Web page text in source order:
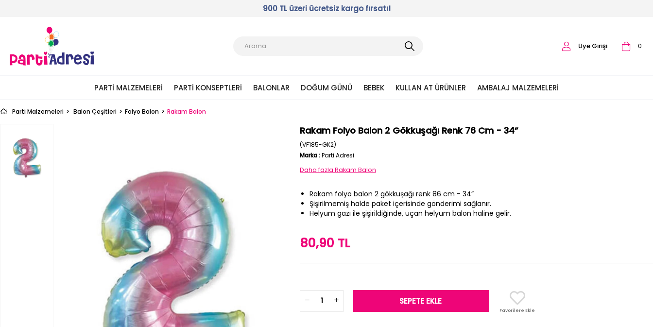
900 TL üzeri ücretsiz kargo fırsatı!
0
Üye Girişi
PARTI MALZEMELERI PARTI KONSEPTLERI BALONLAR DOĞUM GÜNÜ BEBEK KULLAN AT ÜRÜNLER AMBALAJ MALZEMELERI
Parti Malzemeleri Balon Çeşitleri Folyo Balon Rakam Balon
Rakam Folyo Balon 2 Gökkuşağı Renk 76 Cm - 34”
(VF185-GK2)
Marka:Parti Adresi
Daha fazla Rakam Balon
Rakam folyo balon 2 gökkuşağı renk 86 cm - 34”
Şişirilmemiş halde paket içerisinde gönderimi sağlanır.
Helyum gazı ile şişirildiğinde, uçan helyum balon haline gelir.
80,90 TL
Favorilere Ekle